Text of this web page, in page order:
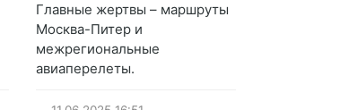
Главные жертвы – маршруты
Москва-Питер и
межрегиональные
авиаперелеты.